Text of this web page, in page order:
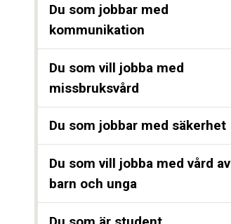
Du som jobbar med
kommunikation
Du som vill jobba med
missbruksvård
Du som jobbar med säkerhet
Du som vill jobba med vård av
barn och unga